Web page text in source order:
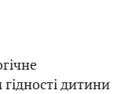
дитини